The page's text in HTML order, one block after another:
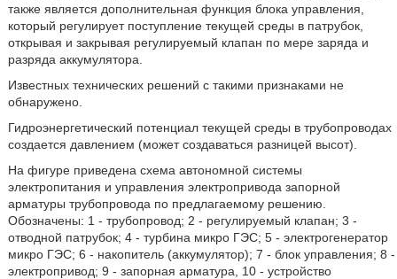
также является дополнительная функция блока управления,
который регулирует поступление текущей среды в патрубок,
открывая и закрывая регулируемый клапан по мере заряда и
разряда аккумулятора.
Известных технических решений с такими признаками не
обнаружено.
Гидроэнергетический потенциал текущей среды в трубопроводах
создается давлением (может создаваться разницей высот).
На фигуре приведена схема автономной системы
электропитания и управления электропривода запорной
арматуры трубопровода по предлагаемому решению.
Обозначены: 1 - трубопровод; 2 - регулируемый клапан; 3 -
отводной патрубок; 4 - турбина микро ГЭС; 5 - электрогенератор
микро ГЭС; 6 - накопитель (аккумулятор); 7 - блок управления; 8 -
электропривод; 9 - запорная арматура, 10 - устройство